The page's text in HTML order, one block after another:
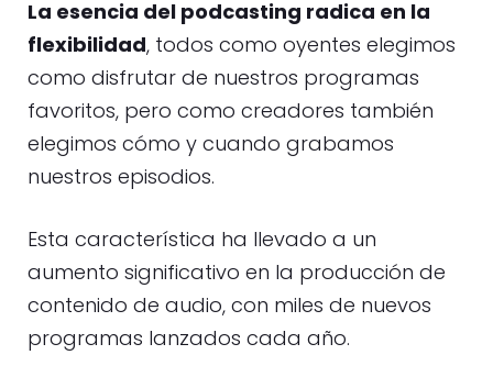
La esencia del podcasting radica en la
flexibilidad, todos como oyentes elegimos
como disfrutar de nuestros programas
favoritos, pero como creadores también
elegimos cómo y cuando grabamos
nuestros episodios.
Esta característica ha llevado a un
aumento significativo en la producción de
contenido de audio, con miles de nuevos
programas lanzados cada año.